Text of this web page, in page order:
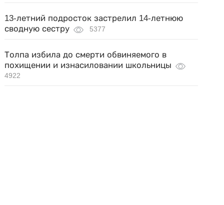
13-летний подросток застрелил 14-летнюю
сводную сестру
5377
Толпа избила до смерти обвиняемого в
похищении и изнасиловании школьницы
4922